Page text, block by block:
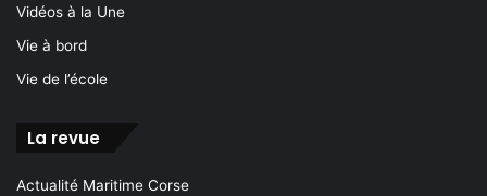
Vidéos à la Une
Vie à bord
Vie de l’école
La revue
Actualité Maritime Corse